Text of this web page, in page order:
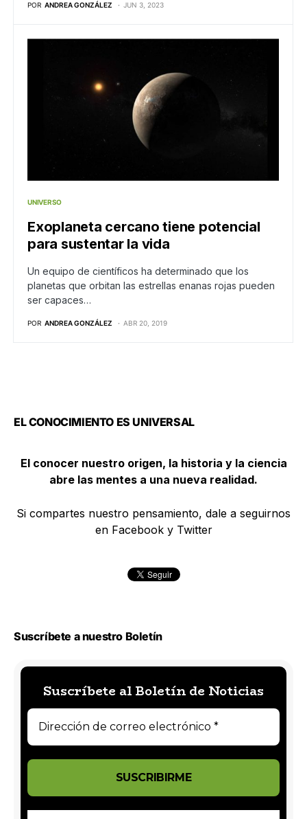
POR ANDREA GONZÁLEZ JUN 3, 2023
UNIVERSO
Exoplaneta cercano tiene potencial
para sustentar la vida
Un equipo de científicos ha determinado que los
planetas que orbitan las estrellas enanas rojas pueden
ser capaces…
POR ANDREA GONZÁLEZ ABR 20, 2019
EL CONOCIMIENTO ES UNIVERSAL
El conocer nuestro origen, la historia y la ciencia
abre las mentes a una nueva realidad.
Si compartes nuestro pensamiento, dale a seguirnos
en Facebook y Twitter
Suscríbete a nuestro Boletín
Suscríbete al Boletín de Noticias